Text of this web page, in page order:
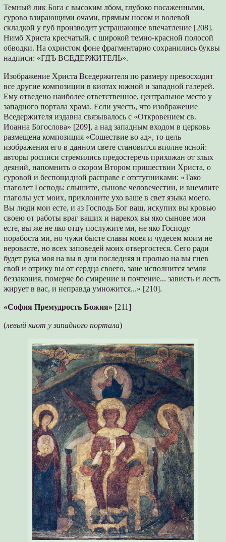
Темный лик Бога с высоким лбом, глубоко посаженными,
сурово взирающими очами, прямым носом и волевой
складкой у губ производит устрашающее впечатление [208].
Нимб Христа кресчатый, с широкой темно-красной полосой
обводки. На охристом фоне фрагментарно сохранились буквы
надписи: «ГДЪ ВСЕДЕРЖИТЕЛЬ».
Изображение Христа Вседержителя по размеру превосходит
все другие композиции в киотах южной и западной галерей.
Ему отведено наиболее ответственное, центральное место у
западного портала храма. Если учесть, что изображение
Вседержителя издавна связывалось с «Откровением св.
Иоанна Богослова» [209], а над западным входом в церковь
размещена композиция «Сошествие во ад», то цель
изображения его в данном свете становится вполне ясной:
авторы росписи стремились предостеречь прихожан от злых
деяний, напомнить о скором Втором пришествии Христа, о
суровой и беспощадной расправе с отступниками: «Тако
глаголет Господь: слышите, сынове человечестии, и внемлите
глаголы уст моих, приклоните ухо ваше в свет языка моего.
Вы люди мои есте, и аз Господь Бог ваш, искупих вы кровью
своею от работы враг ваших и нарекох вы яко сынове мои
есте, вы же не яко отцу послужите ми, не яко Господу
порабоста ми, но чужи бысте славы моея и чудесем моим не
веровасте, но всех заповедей моих отвергостеся. Сего ради
будет рука моя на вы в дни последняя и пролью на вы гнев
свой и отрику вы от сердца своего, зане исполнится земля
беззакония, померче бо смирение и почтение... зависть и лесть
жирует в вас, и неправда умножится...» [210].
«София Премудрость Божия» [211]
(левый киот у западного портала)